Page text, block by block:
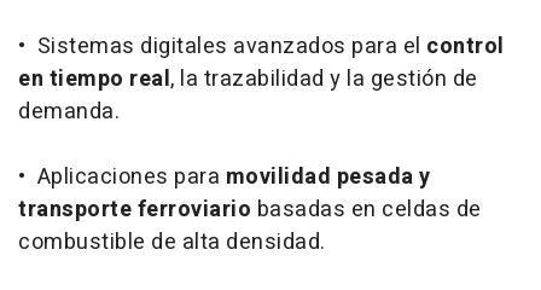
• Sistemas digitales avanzados para el control
en tiempo real, la trazabilidad y la gestión de
demanda.
• Aplicaciones para movilidad pesada y
transporte ferroviario basadas en celdas de
combustible de alta densidad.